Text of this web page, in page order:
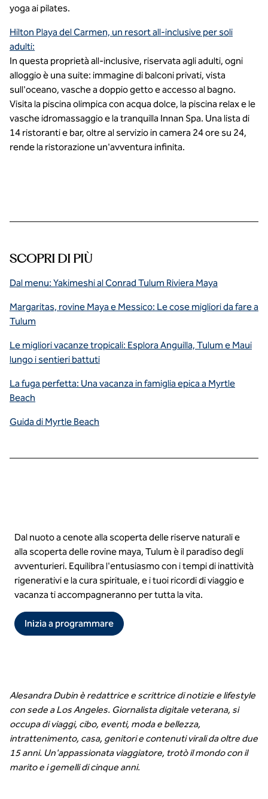
yoga ai pilates.
Hilton Playa del Carmen, un resort all-inclusive per soli
adulti:
In questa proprietà all-inclusive, riservata agli adulti, ogni
alloggio è una suite: immagine di balconi privati, vista
sull'oceano, vasche a doppio getto e accesso al bagno.
Visita la piscina olimpica con acqua dolce, la piscina relax e le
vasche idromassaggio e la tranquilla Innan Spa. Una lista di
14 ristoranti e bar, oltre al servizio in camera 24 ore su 24,
rende la ristorazione un'avventura infinita.
SCOPRI DI PIÙ
Dal menu: Yakimeshi al Conrad Tulum Riviera Maya
Margaritas, rovine Maya e Messico: Le cose migliori da fare a
Tulum
Le migliori vacanze tropicali: Esplora Anguilla, Tulum e Maui
lungo i sentieri battuti
La fuga perfetta: Una vacanza in famiglia epica a Myrtle
Beach
Guida di Myrtle Beach
Dal nuoto a cenote alla scoperta delle riserve naturali e
alla scoperta delle rovine maya, Tulum è il paradiso degli
avventurieri. Equilibra l'entusiasmo con i tempi di inattività
rigenerativi e la cura spirituale, e i tuoi ricordi di viaggio e
vacanza ti accompagneranno per tutta la vita.
Inizia a programmare
Alesandra Dubin è redattrice e scrittrice di notizie e lifestyle
con sede a Los Angeles. Giornalista digitale veterana, si
occupa di viaggi, cibo, eventi, moda e bellezza,
intrattenimento, casa, genitori e contenuti virali da oltre due
15 anni. Un'appassionata viaggiatore, trotò il mondo con il
marito e i gemelli di cinque anni.